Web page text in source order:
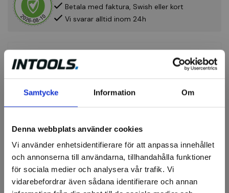
Samtycke Information Om
Denna webbplats använder cookies
Vi använder enhetsidentifierare för att anpassa innehållet
och annonserna till användarna, tillhandahålla funktioner
för sociala medier och analysera vår trafik. Vi
vidarebefordrar även sådana identifierare och annan
Betala med faktura, Swish eller kort
Vi svarar alltid inom 24h
Recensioner
Lamellrondeller